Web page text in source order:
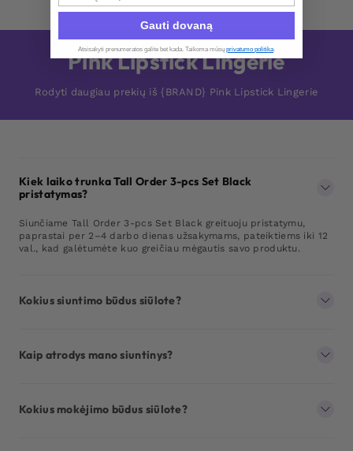
Pink Lipstick Lingerie
Rodyti daugiau prekių iš {BRAND} Pink Lipstick Lingerie
Kiek laiko trunka Tall Order 3-pcs Set Black
pristatymas?
Siunčiame Tall Order 3-pcs Set Black greituoju pristatymu,
paprastai per 2–4 darbo dienas užsakymams, pateiktiems iki 12
val., kad galėtumėte kuo greičiau mėgautis savo produktu.
Kokius siuntimo būdus siūlote?
Kaip atrodys mano siuntinys?
Kokius mokėjimo būdus siūlote?
Gauti dovaną
Atsisakyti prenumeratos galite bet kada. Taikoma mūsų privatumo politika